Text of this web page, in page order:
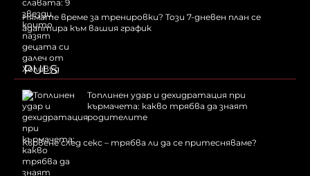
Нямате време за тренировки? Този 7-дневен план се
адаптира към вашия график
PULS
Топлинен удар и дехидратация при
кърмачета: какво трябва да знаят
родителите
Кървене след секс – трябва ли да се притесняваме?